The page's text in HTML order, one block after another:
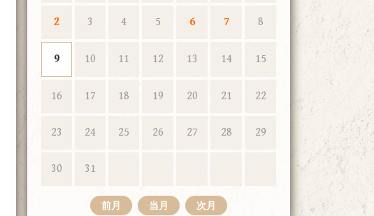
2 3 4 5 6 7 8
9 10 11 12 13 14 15
16 17 18 19 20 21 22
23 24 25 26 27 28 29
30 31
前月 当月 次月